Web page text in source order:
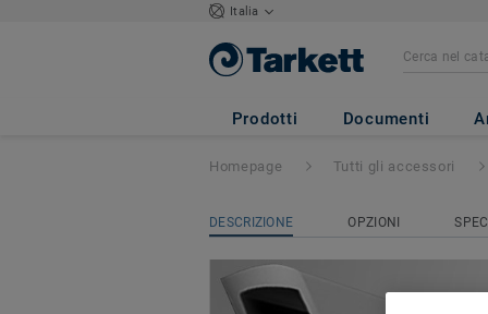
Italia
Prodotti Documenti
Profili per
2.5
Homepage Tutti gli accessori
DESCRIZIONE OPZIONI